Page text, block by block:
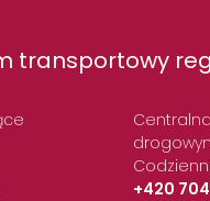
transportowy
+420